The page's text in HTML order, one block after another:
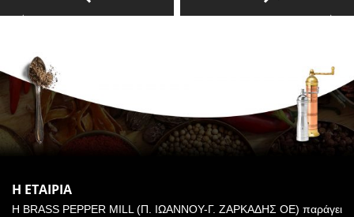
Η ΕΤΑΙΡΙΑ
Η BRASS PEPPER MILL (Π. ΙΩΑΝΝΟΥ-Γ. ΖΑΡΚΑΔΗΣ ΟΕ) παράγει